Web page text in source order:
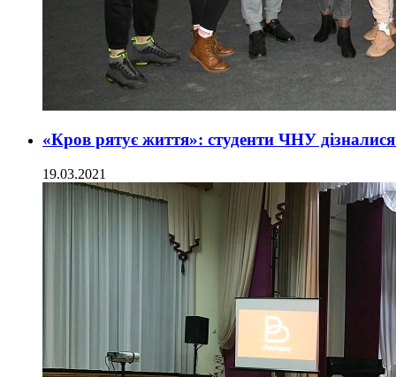
«Кров рятує життя»: студенти ЧНУ
19.03.2021